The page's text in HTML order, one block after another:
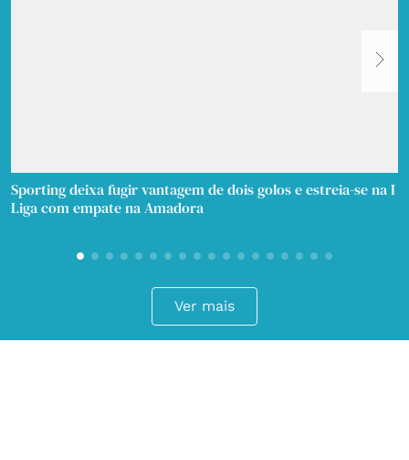
Sporting deixa fugir vantagem de dois golos e estreia-se na I
Liga com empate na Amadora
Ver mais